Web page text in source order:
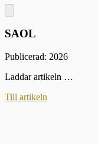
SAOL
Publicerad: 2026
Laddar artikeln …
Till artikeln